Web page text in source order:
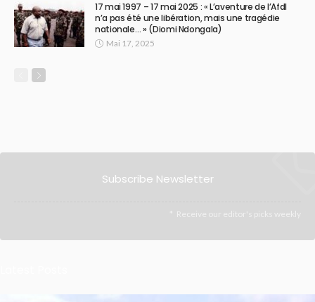
17 mai 1997 – 17 mai 2025 : « L’aventure de l’Afdl
n’a pas été une libération, mais une tragédie
nationale… » (Diomi Ndongala)
Mai 17, 2025
Subscribe Newsletter
Receive our editor's picks weekly